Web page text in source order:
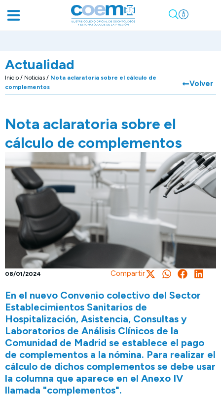
Actualidad
Inicio / Noticias / Nota aclaratoria sobre el cálculo de
complementos
Volver
Nota aclaratoria sobre el
cálculo de complementos
08/01/2024 Compartir
En el nuevo Convenio colectivo del Sector
Establecimientos Sanitarios de
Hospitalización, Asistencia, Consultas y
Laboratorios de Análisis Clínicos de la
Comunidad de Madrid se establece el pago
de complementos a la nómina. Para realizar el
cálculo de dichos complementos se debe usar
la columna que aparece en el Anexo IV
llamada "complementos".